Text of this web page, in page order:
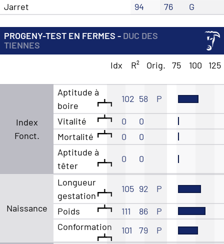
Jarret
94 76 G
PROGENY-TEST EN FERMES - DUC DES
TIENNES
Idx
R² Orig. 75 100 125
Index
Fonct.
Aptitude à
boire
102 58 P
Vitalité 0
0
Mortalité
0
0
Aptitude à
têter
0 0
Naissance
Longueur
gestation
105 92 P
Poids 111 86
P
Conformation
101 79 P